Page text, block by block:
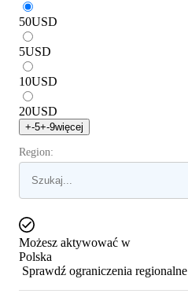
50USD
5USD
10USD
20USD
+-5+-9więcej
Region:
Możesz aktywować w
Polska
Sprawdź ograniczenia regionalne